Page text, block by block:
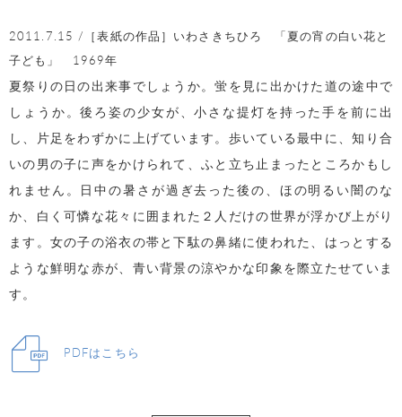
2011.7.15 /［表紙の作品］いわさきちひろ 「夏の宵の白い花と
子ども」 1969年
夏祭りの日の出来事でしょうか。蛍を見に出かけた道の途中で
しょうか。後ろ姿の少女が、小さな提灯を持った手を前に出
し、片足をわずかに上げています。歩いている最中に、知り合
いの男の子に声をかけられて、ふと立ち止まったところかもし
れません。日中の暑さが過ぎ去った後の、ほの明るい闇のな
か、白く可憐な花々に囲まれた２人だけの世界が浮かび上がり
ます。女の子の浴衣の帯と下駄の鼻緒に使われた、はっとする
ような鮮明な赤が、青い背景の涼やかな印象を際立たせていま
す。
PDFはこちら